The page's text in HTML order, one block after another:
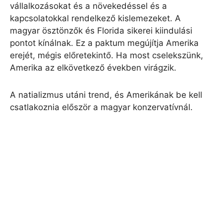
vállalkozásokat és a növekedéssel és a
kapcsolatokkal rendelkező kislemezeket. A
magyar ösztönzők és Florida sikerei kiindulási
pontot kínálnak. Ez a paktum megújítja Amerika
erejét, mégis előretekintő. Ha most cselekszünk,
Amerika az elkövetkező években virágzik.
A natializmus utáni trend, és Amerikának be kell
csatlakoznia először a magyar konzervatívnál.